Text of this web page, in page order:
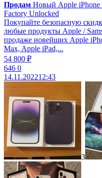
Продам Новый Apple iPhone
Factory Unlocked
Покупайте безопасную
любые продукты Apple /
продаже новейших Apple
Max, Apple iPad,...
54 800 ₽
646 0
14.11.202212:43
3